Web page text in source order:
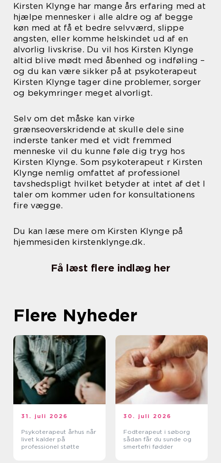
Kirsten Klynge har mange års erfaring med at
hjælpe mennesker i alle aldre og af begge
køn med at få et bedre selvværd, slippe
angsten, eller komme helskindet ud af en
alvorlig livskrise. Du vil hos Kirsten Klynge
altid blive mødt med åbenhed og indføling –
og du kan være sikker på at psykoterapeut
Kirsten Klynge tager dine problemer, sorger
og bekymringer meget alvorligt.
Selv om det måske kan virke
grænseoverskridende at skulle dele sine
inderste tanker med et vidt fremmed
menneske vil du kunne føle dig tryg hos
Kirsten Klynge. Som psykoterapeut r Kirsten
Klynge nemlig omfattet af professionel
tavshedspligt hvilket betyder at intet af det I
taler om kommer uden for konsultationens
fire vægge.
Du kan læse mere om Kirsten Klynge på
hjemmesiden kirstenklynge.dk.
Få læst flere indlæg her
Flere Nyheder
31. juli 2026
Psykoterapeut århus når
livet kalder på
professionel støtte
30. juli 2026
Fodterapeut i søborg
sådan får du sunde og
smertefri fødder